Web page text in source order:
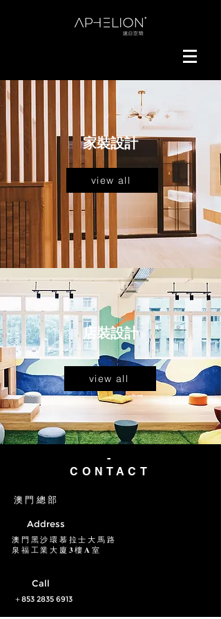
家裝設計
view all
店裝設計
view all
-
CONTACT
​澳門總部
Address
澳門黑沙環慕拉士大馬路
泉福工業大廈𝟑樓𝐀室
Call
​​＋853 2835 6913